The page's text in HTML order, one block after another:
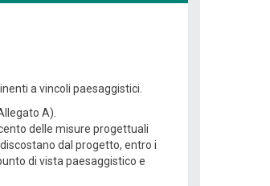
a vincoli paesaggistici.
A).
delle misure progettuali
dal progetto, entro i
di vista paesaggistico e